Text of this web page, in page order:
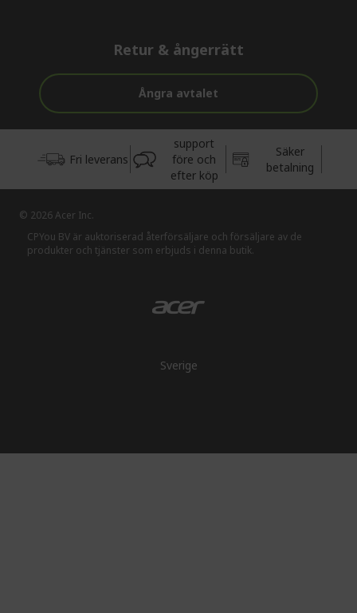
Retur & ångerrätt
Ångra avtalet
Fri leverans
support
före och
efter köp
Säker
betalning
© 2026 Acer Inc.
CPYou BV är auktoriserad återförsäljare och försäljare av de
produkter och tjänster som erbjuds i denna butik.
Sverige